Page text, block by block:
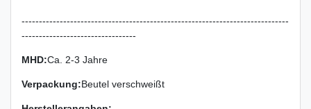
-----------------------------------------------------------------------------
---------------------------------
MHD:Ca. 2-3 Jahre
Verpackung:Beutel verschweißt